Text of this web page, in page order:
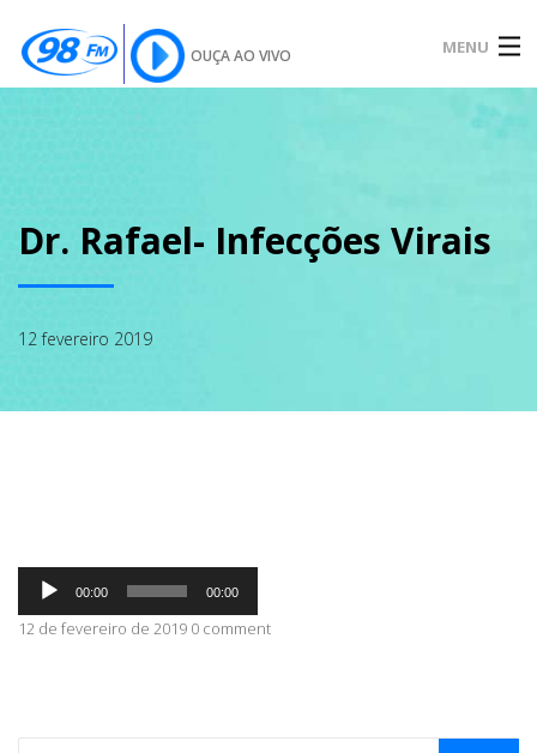
OUÇA AO VIVO MENU
SOBRE
PODCAST
ABRANGÊNCIA
Dr. Rafael- Infecções Virais
12 fevereiro 2019
Tocador
áudio
00:00 00:00
12 de fevereiro de 2019 0 comment